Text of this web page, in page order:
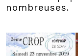
nombreuses.